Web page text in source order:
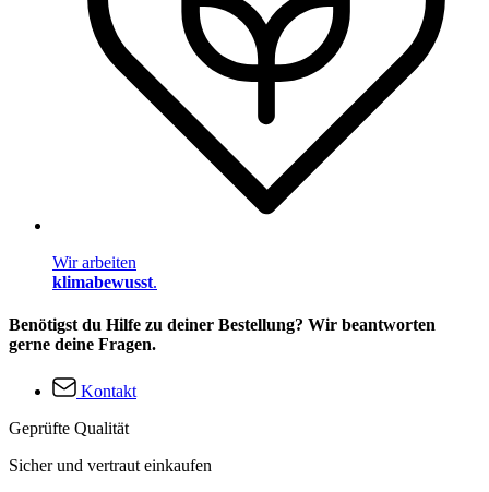
Wir arbeiten
klimabewusst.
Benötigst du Hilfe zu deiner Bestellung? Wir beantworten
gerne deine Fragen.
Kontakt
Geprüfte Qualität
Sicher und vertraut einkaufen